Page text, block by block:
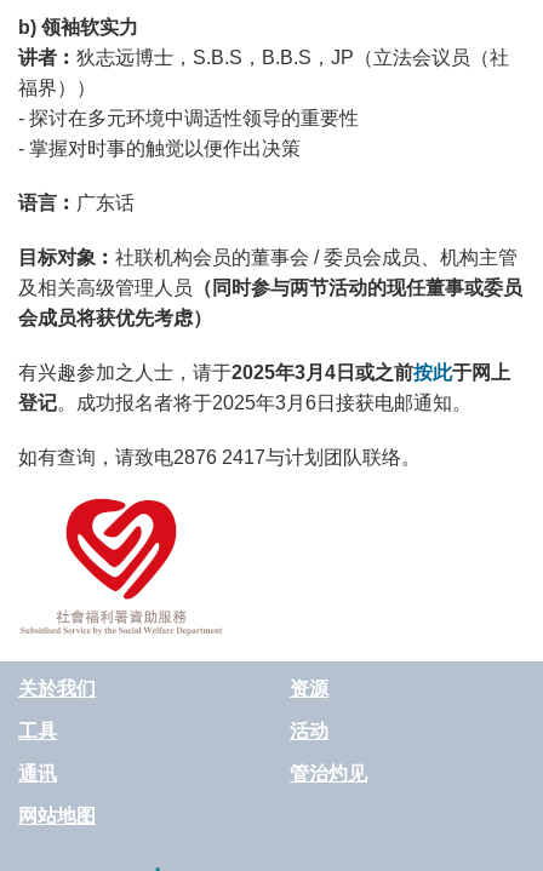
b) 领袖软实力
讲者︰ 狄志远博士，S.B.S，B.B.S，JP（立法会议员（社
福界））
- 探讨在多元环境中调适性领导的重要性
- 掌握对时事的触觉以便作出决策
语言︰ 广东话
目标对象︰ 社联机构会员的董事会 / 委员会成员、机构主管
及相关高级管理人员 （同时参与两节活动的现任董事或委员
会成员将获优先考虑）
有兴趣参加之人士，请于2025年3月4日或之前按此于网上
登记。成功报名者将于2025年3月6日接获电邮通知。
如有查询，请致电2876 2417与计划团队联络。
关於我们 资源
工具 活动
通讯 管治灼见
网站地图